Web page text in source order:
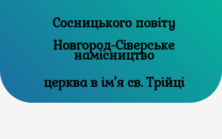
Сосницького повіту
Новгород-Сіверське
намісництво
церква в ім’я св. Трійці